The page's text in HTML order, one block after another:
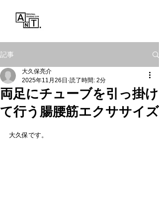
記事
両足にチューブを引っ掛け
て行う腸腰筋エクササイズ
大久保亮介
2025年11月26日 読了時間: 2分
大久保です。